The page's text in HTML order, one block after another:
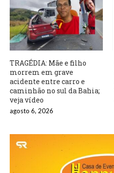
TRAGÉDIA: Mãe e filho
morrem em grave
acidente entre carro e
caminhão no sul da Bahia;
veja vídeo
agosto 6, 2026